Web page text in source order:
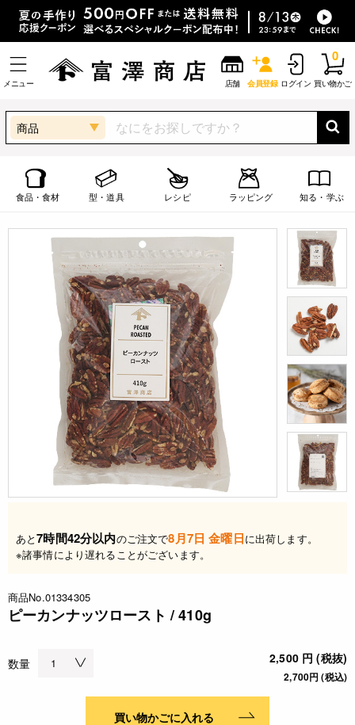
メニュー 店舗 会員登録 ログイン 買い物かご
0
商品
食品・食材 型・道具 レシピ ラッピング 知る・学ぶ
あと7時間42分以内のご注文で8月7日 金曜日に出荷します。
※諸事情により遅れることがございます。
商品No.01334305
ピーカンナッツロースト / 410g
数量 2,500 円 (税抜)
2,700円 (税込)
買い物かごに入れる